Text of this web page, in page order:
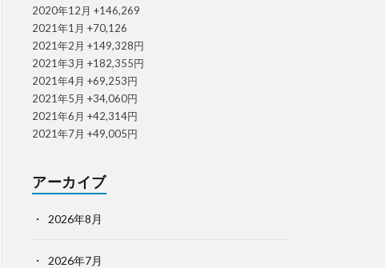
2020年12月 +146,269
2021年1月 +70,126
2021年2月 +149,328円
2021年3月 +182,355円
2021年4月 +69,253円
2021年5月 +34,060円
2021年6月 +42,314円
2021年7月 +49,005円
アーカイブ
2026年8月
2026年7月